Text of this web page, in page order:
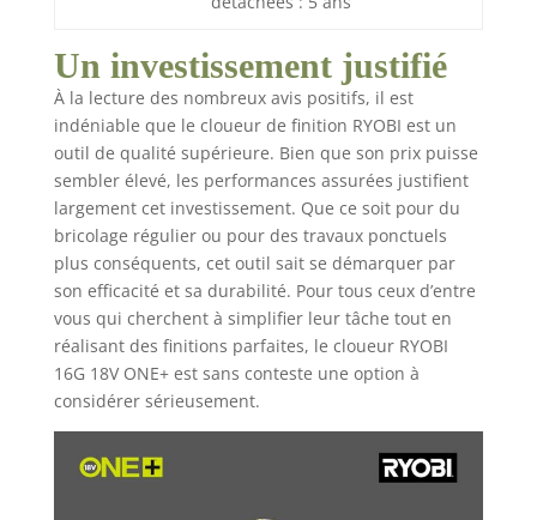
Un investissement justifié
À la lecture des nombreux avis positifs, il est
indéniable que le cloueur de finition RYOBI est un
outil de qualité supérieure. Bien que son prix puisse
sembler élevé, les performances assurées justifient
largement cet investissement. Que ce soit pour du
bricolage régulier ou pour des travaux ponctuels
plus conséquents, cet outil sait se démarquer par
son efficacité et sa durabilité. Pour tous ceux d’entre
vous qui cherchent à simplifier leur tâche tout en
réalisant des finitions parfaites, le cloueur RYOBI
16G 18V ONE+ est sans conteste une option à
considérer sérieusement.